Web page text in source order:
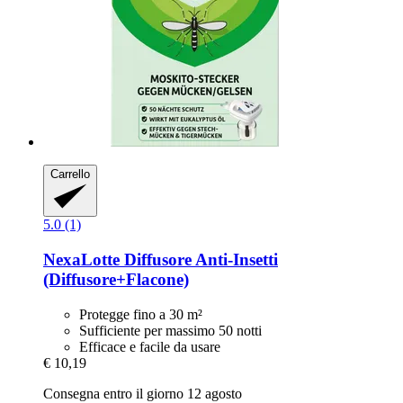
Carrello
5.0 (1)
NexaLotte Diffusore Anti-​Insetti
(Diffusore+Flacone)
Protegge fino a 30 m²
Sufficiente per massimo 50 notti
Efficace e facile da usare
€ 10,19
Consegna entro il giorno 12 agosto